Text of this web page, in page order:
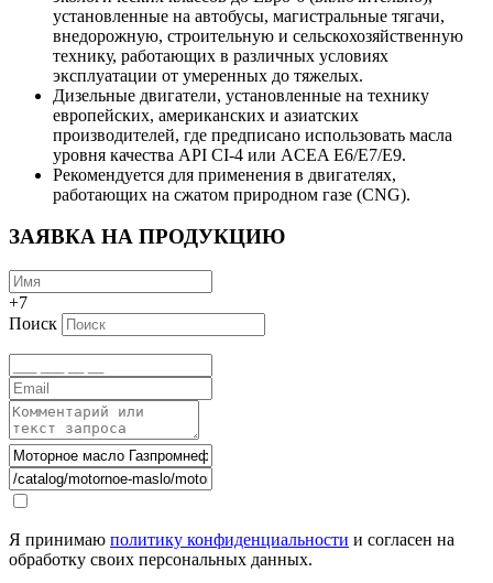
установленные на автобусы, магистральные тягачи,
внедорожную, строительную и сельскохозяйственную
технику, работающих в различных условиях
эксплуатации от умеренных до тяжелых.
Дизельные двигатели, установленные на технику
европейских, американских и азиатских
производителей, где предписано использовать масла
уровня качества API CI-4 или ACEA E6/E7/E9.
Рекомендуется для применения в двигателях,
работающих на сжатом природном газе (CNG).
ЗАЯВКА НА ПРОДУКЦИЮ
+7
Поиск
Я принимаю политику конфиденциальности и согласен на
обработку своих персональных данных.